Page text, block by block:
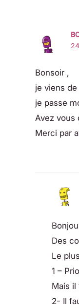
Bonsoir ,
je viens
je passe
Avez vous
Merci par
Des
Le
1 –
Mais il
2- Il